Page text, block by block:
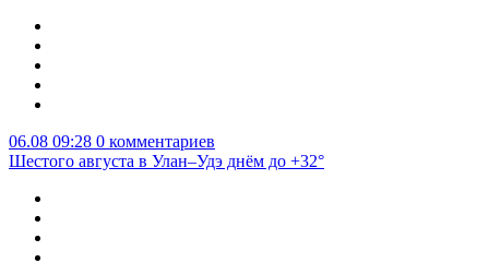
06.08 09:28 0 комментариев
Шестого августа в Улан–Удэ днём до +32°